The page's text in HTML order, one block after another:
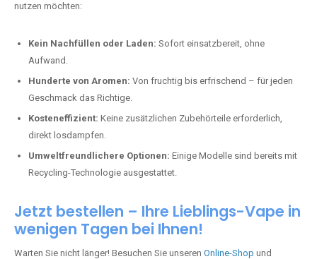
nutzen möchten:
Kein Nachfüllen oder Laden: Sofort einsatzbereit, ohne
Aufwand.
Hunderte von Aromen: Von fruchtig bis erfrischend – für jeden
Geschmack das Richtige.
Kosteneffizient: Keine zusätzlichen Zubehörteile erforderlich,
direkt losdampfen.
Umweltfreundlichere Optionen: Einige Modelle sind bereits mit
Recycling-Technologie ausgestattet.
Jetzt bestellen – Ihre Lieblings-Vape in
wenigen Tagen bei Ihnen!
Warten Sie nicht länger! Besuchen Sie unseren Online-Shop und